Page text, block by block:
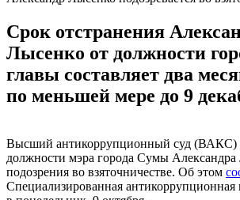
Срок отстранения
Лысенко от должности
главы составляет два
по меньшей мере до 9
Высший антикоррупционный суд (ВАКС)
должности мэра города Сумы Александра
подозрения во взяточничестве. Об этом
Специализированная